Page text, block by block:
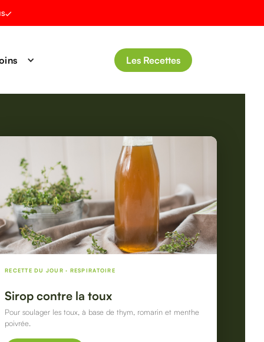
Les Recettes
RECETTE DU JOUR · RESPIRATOIRE
Sirop contre la toux
Pour soulager les toux, à base de thym, romarin et menthe
poivrée.